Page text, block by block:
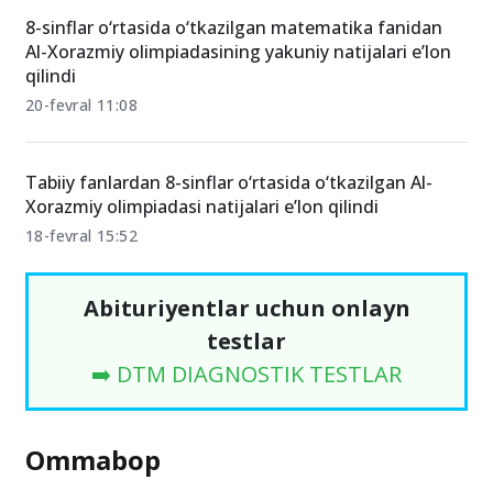
8-sinflar o‘rtasida o‘tkazilgan matematika fanidan
Al-Xorazmiy olimpiadasining yakuniy natijalari e’lon
qilindi
20-fevral 11:08
Tabiiy fanlardan 8-sinflar o‘rtasida o‘tkazilgan Al-
Xorazmiy olimpiadasi natijalari e’lon qilindi
18-fevral 15:52
Abituriyentlar uchun onlayn
testlar
➡️ DTM DIAGNOSTIK TESTLAR
Ommabop